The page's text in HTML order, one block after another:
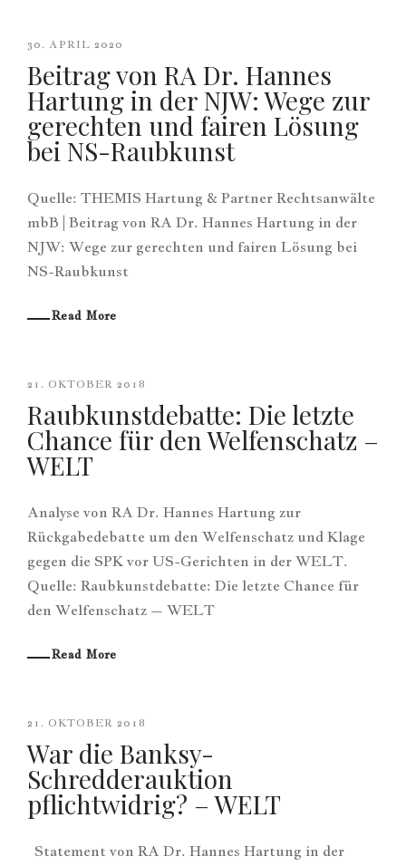
30. APRIL 2020
Beitrag von RA Dr. Hannes
Hartung in der NJW: Wege zur
gerechten und fairen Lösung
bei NS-Raubkunst
Quelle: THEMIS Hartung & Partner Rechtsanwälte
mbB | Beitrag von RA Dr. Hannes Hartung in der
NJW: Wege zur gerechten und fairen Lösung bei
NS-Raubkunst
Read More
21. OKTOBER 2018
Raubkunstdebatte: Die letzte
Chance für den Welfenschatz –
WELT
Analyse von RA Dr. Hannes Hartung zur
Rückgabedebatte um den Welfenschatz und Klage
gegen die SPK vor US-Gerichten in der WELT.
Quelle: Raubkunstdebatte: Die letzte Chance für
den Welfenschatz – WELT
Read More
21. OKTOBER 2018
War die Banksy-
Schredderauktion
pflichtwidrig? – WELT
Statement von RA Dr. Hannes Hartung in der